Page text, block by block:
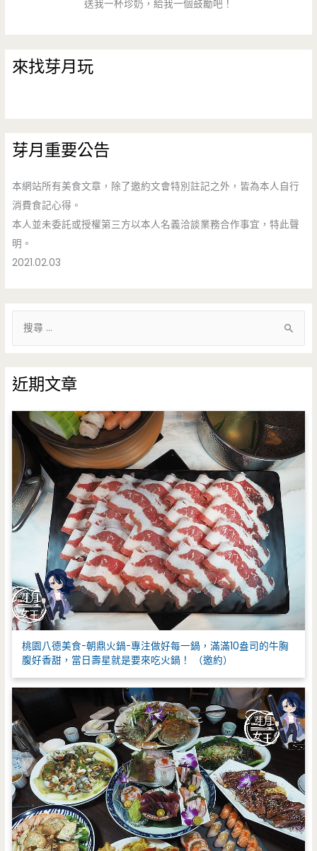
送我一杯珍奶，給我一個鼓勵吧！
來找芽月玩
芽月重要公告
本網站所有美食文章，除了邀約文會特別註記之外，皆為本人自行
消費食記心得。
本人並未委託或授權第三方以本人名義洽談業務合作事宜，特此聲
明。
2021.02.03
鍵
字
:
近期文章
桃園八德美食-朝鼎火鍋-專注做好每一鍋，滿滿10盎司的牛胸
腹好香甜，當日壽星就是要來吃火鍋！ （邀約）